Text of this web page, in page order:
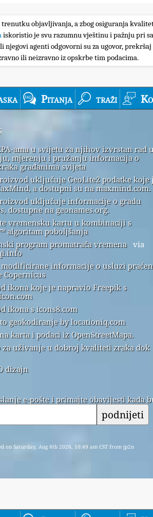
objavljivanja, a zbog osiguranja
iskoristio je svu razumnu vještinu i pažnju pri
agenti odgovorni su za ugovor,
ili neizravno iz opskrbe tim podacima.
Pitanja traži
ama u svijetu za njihov izvrstan rad u
mjerenju i pružanju informacija o
građanima svijeta
uključuje GeoLite2 podatke koje
a dostupni su na maxmind.com.
uključuje informacije o gradu
dostupne na geonames.org.
vremensku kartu u kombinaciji s
algoritam poboljšanja
program promatrača vremena via
modificirane informacije o usluzi
Copernicus
ikona koje je napravio Freepik s
ikona s icons8.com
geokodiranje by locationiq.com
karta i podaci iz OpenStreetMapa.
za uživanje u dobroj kvaliteti zraka dok
dizajn
e-pošte i primajte obavijesti kada
podnijeti
on Saturday, Aug 8th 2026, 10:49 am CST from jp2n